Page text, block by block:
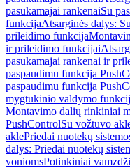
pasukamajai rankenaiSu
funkcijaAtsarginės dalys:
prileidimo funkcija
ir prileidimo funkcijai
pasukamajai rankenai ir
paspaudimu funkcija
paspaudimu funkcija
mygtukinio valdymo
Montavimo dalių rinkiniai
PushControlSu vožtuvo
aklePriedai nuotekų
dalys: Priedai nuotekų
voniomsPotinkiniai